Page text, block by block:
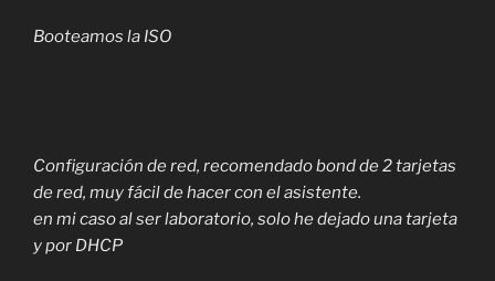
Booteamos la ISO
Configuración de red, recomendado bond de 2 tarjetas
de red, muy fácil de hacer con el asistente.
en mi caso al ser laboratorio, solo he dejado una tarjeta
y por DHCP